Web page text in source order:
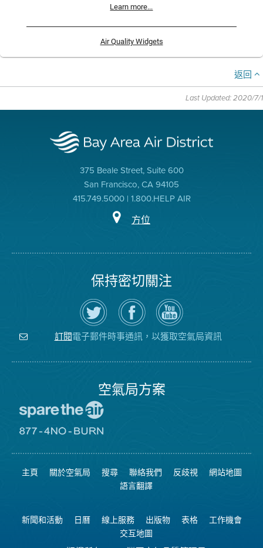
Learn more...
Air Quality Widgets
返回
Last Updated: 2020/7/1
375 Beale Street, Suite 600
San Francisco, CA 94105
415.749.5000 | 1.800.HELP AIR
方位
保持密切關注
在
Twitter
上
關
注
空
瀏
覽
氣
局
的
空
氣
局
YouTube
頻
道
訂閱電子郵件時事通訊，以獲取空氣局資訊
空氣局方案
空
日
網
站
8774
可
燃
燒
主頁 關於空氣局 搜尋 聯絡我們 反歧視
網站地圖
語言翻譯
新聞和活動 日曆 線上服務 出版物 表格
工作機會
交互地圖